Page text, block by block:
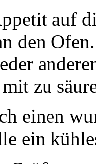
auf
den
zu
einen
ein